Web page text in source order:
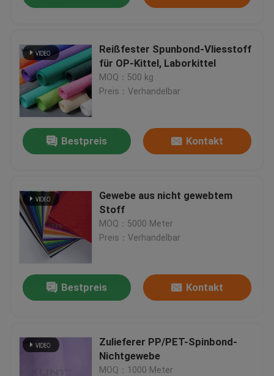
Produkte
Über uns
Werksbesichtigung
Kontakt mit uns
Neuigkeiten
Rechtssachen
Schmelzbares Zwischenzeilig schreiben
Reißfester Spunbond-Vliesstoff
für OP-Kittel, Laborkittel
MOQ：500 kg
Preis：Verhandelbar
Bestpreis Kontakt
Gewebe aus nicht gewebtem
Stoff
MOQ：5000 Meter
Preis：Verhandelbar
Bestpreis Kontakt
Zulieferer PP/PET-Spinbond-
Nichtgewebe
MOQ：1000 Meter